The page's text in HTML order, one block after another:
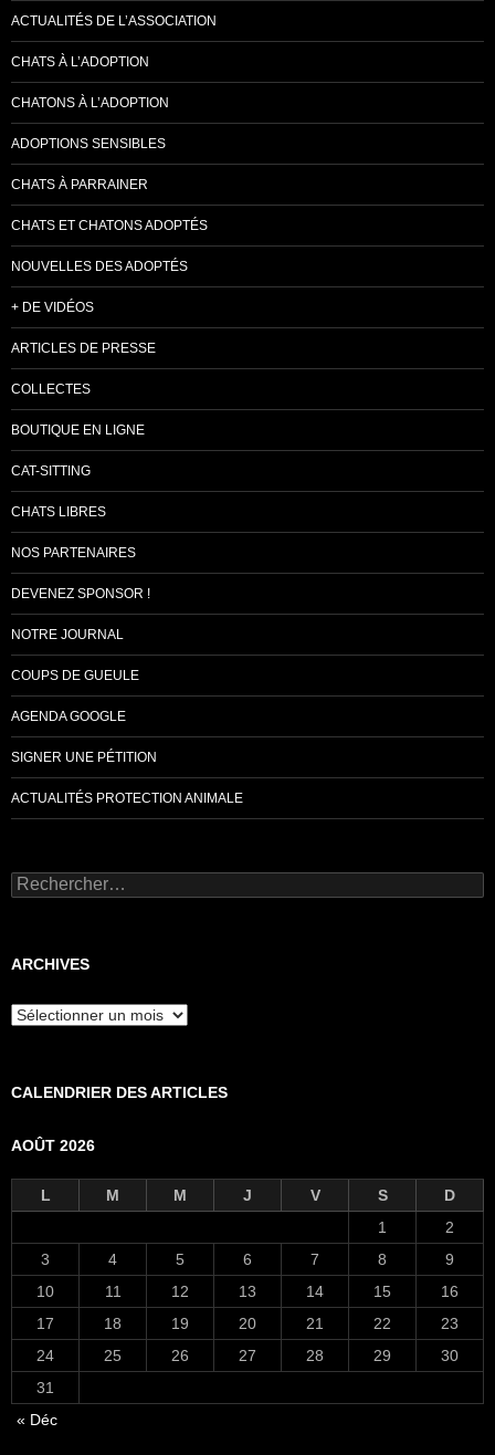
ACTUALITÉS DE L’ASSOCIATION
CHATS À L’ADOPTION
CHATONS À L’ADOPTION
ADOPTIONS SENSIBLES
CHATS À PARRAINER
CHATS ET CHATONS ADOPTÉS
NOUVELLES DES ADOPTÉS
+ DE VIDÉOS
ARTICLES DE PRESSE
COLLECTES
BOUTIQUE EN LIGNE
CAT-SITTING
CHATS LIBRES
NOS PARTENAIRES
DEVENEZ SPONSOR !
NOTRE JOURNAL
COUPS DE GUEULE
AGENDA GOOGLE
SIGNER UNE PÉTITION
ACTUALITÉS PROTECTION ANIMALE
Rechercher :
ARCHIVES
Archives
CALENDRIER DES ARTICLES
AOÛT 2026
L M M J V S
D
1
2
3
4 5 6 7 8
9
10
11 12 13 14 15
16
17
18 19 20 21 22
23
24
25 26 27 28 29
30
31
« Déc